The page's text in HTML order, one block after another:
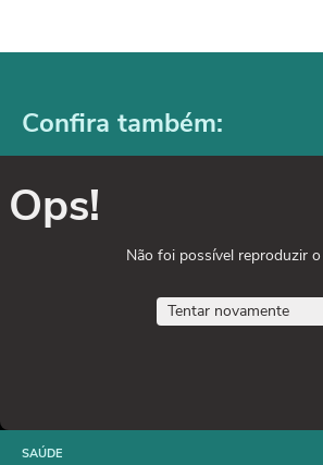
Confira também:
Ops!
Não foi possível reproduzir
Tentar novamente
SAÚDE